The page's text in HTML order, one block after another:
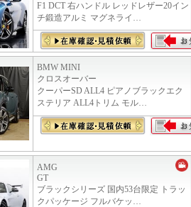
F1 DCT 右ハンドル レッドレザー20イン
チ鍛造アルミ マグネライ…
BMW MINI
クロスオーバー
クーパーSD ALL4 ピアノブラックエク
ステリア ALL4トリム モル…
AMG
GT
ブラックシリーズ 国内53台限定 トラッ
クパッケージ フルバケッ…